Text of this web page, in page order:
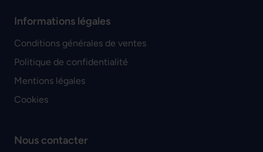
Informations légales
Conditions générales de ventes
Politique de confidentialité
Mentions légales
Cookies
Nous contacter